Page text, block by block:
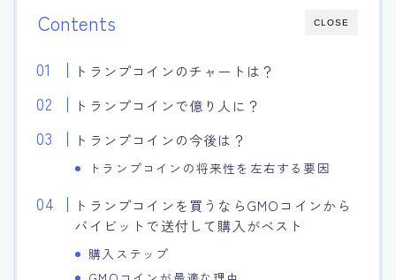
CLOSE
Contents
トランプコインのチャートは？
トランプコインで億り人に？
トランプコインの今後は？
トランプコインの将来性を左右する要因
トランプコインを買うならGMOコインから
バイビットで送付して購入がベスト
購入ステップ